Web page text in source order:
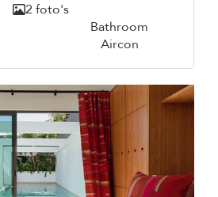
2 foto's
Bathroom
Aircon